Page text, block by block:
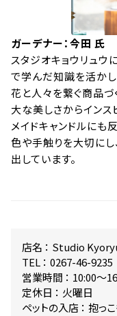
ガーデナー：今田 氏
スタジオキョウリュウ
で学んだ知識を活か
花と人々を繋ぐ商品づ
大な美しさからインス
メイドキャンドルにも
色や手触りを大切に
出しています。
店名 ： Studio
TEL ： 0267-46-9235
営業時間 ： 10:00〜
定休日 ： 火曜日
ペットの入店 ： 抱っ